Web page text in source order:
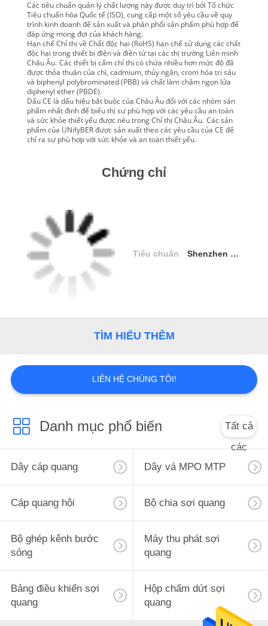
TRANG
WEB
PRIVACY
POLICY
Các tiêu chuẩn quản lý chất lượng này được duy trì bởi Tổ chức
Tiêu chuẩn hóa Quốc tế (ISO), cung cấp một số yêu cầu về quy
trình kinh doanh để sản xuất và phân phối sản phẩm phù hợp để
đáp ứng mong đợi của khách hàng.
Hạn chế Chỉ thị về Chất độc hại (RoHS) hạn chế sử dụng các chất
độc hại trong thiết bị điện và điện tử tại các thị trường Liên minh
Châu Âu. Các thiết bị cấm chỉ thị có chứa nhiều hơn mức độ đã
được thỏa thuận của chì, cadmium, thủy ngân, crom hóa trị sáu
và biphenyl polybrominated (PBB) và chất làm chậm ngọn lửa
diphenyl ether (PBDE).
Dấu CE là dấu hiệu bắt buộc của Châu Âu đối với các nhóm sản
phẩm nhất định để biểu thị sự phù hợp với các yêu cầu an toàn
và sức khỏe thiết yếu được nêu trong Chỉ thị Châu Âu. Các sản
phẩm của UNifyBER được sản xuất theo các yêu cầu của CE để
chỉ ra sự phù hợp với sức khỏe và an toàn thiết yếu.
Chứng chỉ
Tiêu chuẩn Shenzhen High-tech Certification
TÌM HIỂU THÊM
LIÊN HỆ CHÚNG TÔI!
Danh mục phổ biến
Tất cả
các
Dây cáp quang
Dây vá MPO MTP
Cáp quang hội Bộ chia sợi quang
Bộ ghép kênh bước
sóng
Máy thu phát sợi
quang
Bảng điều khiển sợi
quang
Hộp chấm dứt sợi
quang